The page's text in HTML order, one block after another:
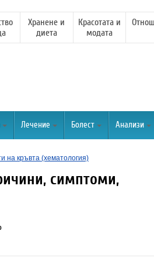
Хранене и
диета
Красотата и
модата
Лечение Болест Анализи
на кръвта (хематология)
симптоми,